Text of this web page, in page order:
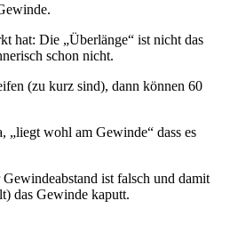
hat: Die „Überlänge“ ist nicht das
schon nicht.
(zu kurz sind), dann können 60
„liegt wohl am Gewinde“ dass es
ist falsch und damit
das Gewinde kaputt.